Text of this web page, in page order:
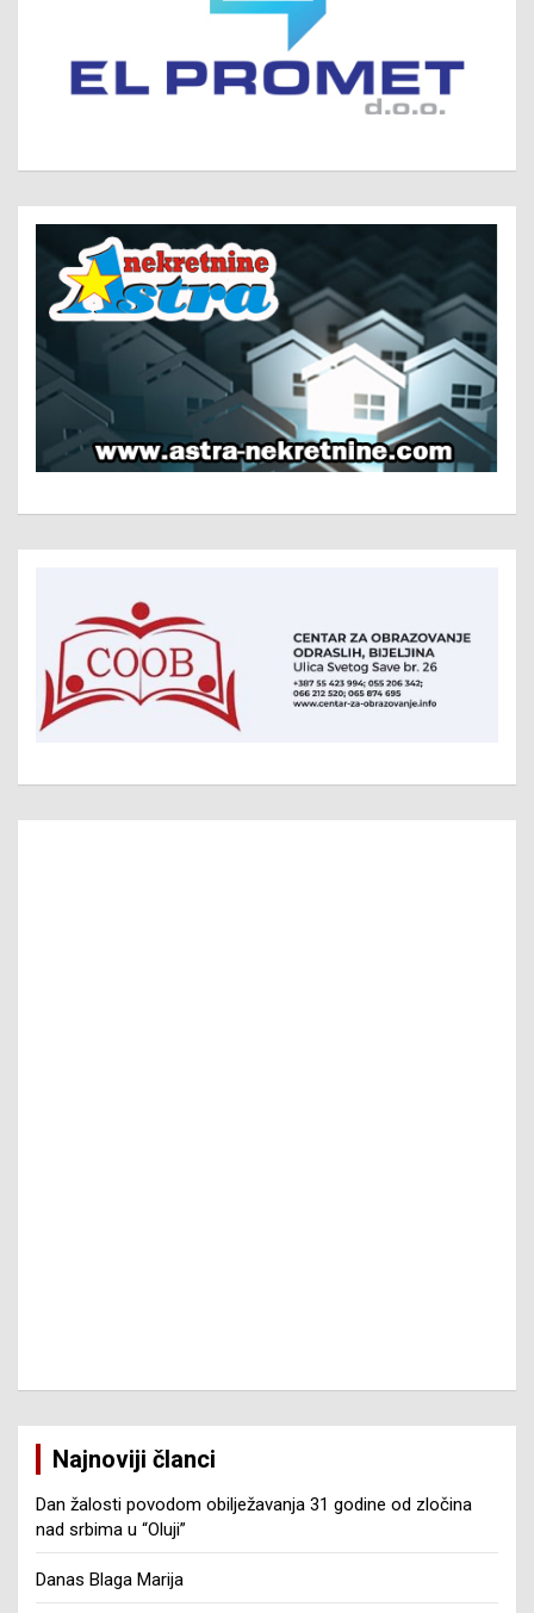
Najnoviji članci
Dan žalosti povodom obilježavanja 31 godine od zločina
nad srbima u “Oluji”
Danas Blaga Marija